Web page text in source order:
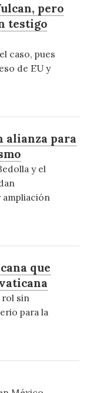
pero
testigo
caso, pues
de EU y
alianza para
y el
que
rol sin
para la